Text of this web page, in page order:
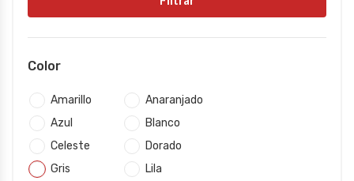
Color
Amarillo
Anaranjado
Azul
Blanco
Celeste
Dorado
Gris
Lila